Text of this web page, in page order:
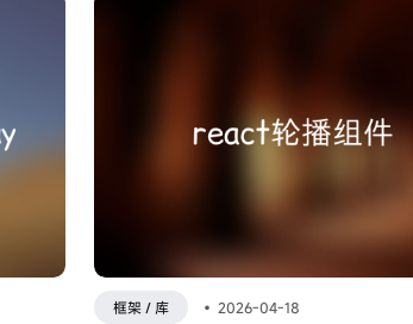
框架 / 库 • 2026-04-18